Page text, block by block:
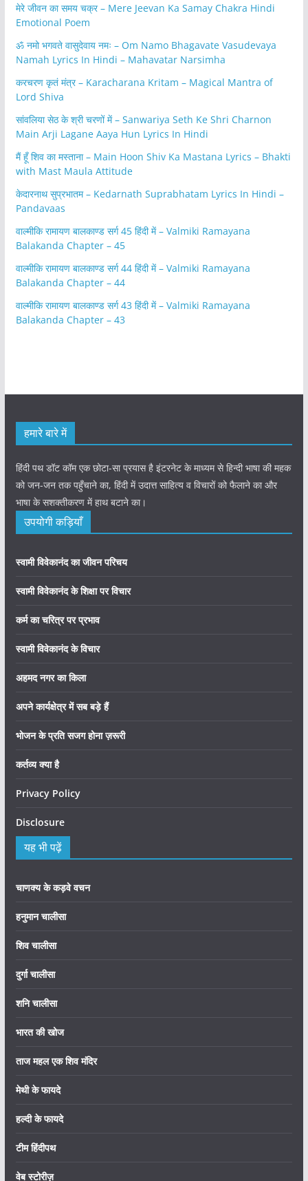
मेरे जीवन का समय चक्र – Mere Jeevan Ka Samay Chakra Hindi
Emotional Poem
ॐ नमो भगवते वासुदेवाय नमः – Om Namo Bhagavate Vasudevaya
Namah Lyrics In Hindi – Mahavatar Narsimha
करचरण कृतं मंत्र – Karacharana Kritam – Magical Mantra of
Lord Shiva
सांवलिया सेठ के श्री चरणों में – Sanwariya Seth Ke Shri Charnon
Main Arji Lagane Aaya Hun Lyrics In Hindi
मैं हूँ शिव का मस्ताना – Main Hoon Shiv Ka Mastana Lyrics – Bhakti
with Mast Maula Attitude
केदारनाथ सुप्रभातम – Kedarnath Suprabhatam Lyrics In Hindi –
Pandavaas
वाल्मीकि रामायण बालकाण्ड सर्ग 45 हिंदी में – Valmiki Ramayana
Balakanda Chapter – 45
वाल्मीकि रामायण बालकाण्ड सर्ग 44 हिंदी में – Valmiki Ramayana
Balakanda Chapter – 44
वाल्मीकि रामायण बालकाण्ड सर्ग 43 हिंदी में – Valmiki Ramayana
Balakanda Chapter – 43
हमारे बारे में
हिंदी पथ डॉट कॉम एक छोटा-सा प्रयास है इंटरनेट के माध्यम से हिन्दी भाषा की महक
को जन-जन तक पहुँचाने का, हिंदी में उदात्त साहित्य व विचारों को फैलाने का और
भाषा के सशक्तीकरण में हाथ बटाने का।
उपयोगी कड़ियाँ
स्वामी विवेकानंद का जीवन परिचय
स्वामी विवेकानंद के शिक्षा पर विचार
कर्म का चरित्र पर प्रभाव
स्वामी विवेकानंद के विचार
अहमद नगर का किला
अपने कार्यक्षेत्र में सब बड़े हैं
भोजन के प्रति सजग होना ज़रूरी
कर्तव्य क्या है
Privacy Policy
Disclosure
यह भी पढ़ें
चाणक्य के कड़वे वचन
हनुमान चालीसा
शिव चालीसा
दुर्गा चालीसा
शनि चालीसा
भारत की खोज
ताज महल एक शिव मंदिर
मेथी के फायदे
हल्दी के फायदे
टीम हिंदीपथ
वेब स्टोरीज़